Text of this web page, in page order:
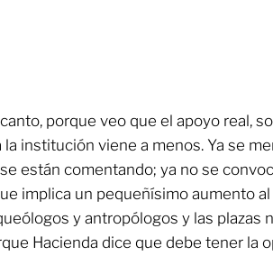
porque veo que el apoyo real,
la institución viene a menos. Ya se
están comentando; ya no se
implica un pequeñísimo aumento al
y antropólogos y las plazas
Hacienda dice que debe tener la